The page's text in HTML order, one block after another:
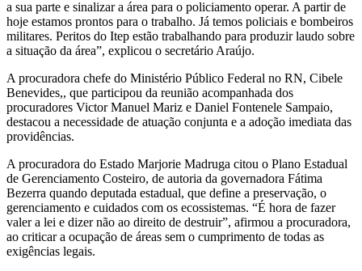
a sua parte e sinalizar a área para o policiamento operar. A partir de
hoje estamos prontos para o trabalho. Já temos policiais e bombeiros
militares. Peritos do Itep estão trabalhando para produzir laudo sobre
a situação da área”, explicou o secretário Araújo.
A procuradora chefe do Ministério Público Federal no RN, Cibele
Benevides,, que participou da reunião acompanhada dos
procuradores Victor Manuel Mariz e Daniel Fontenele Sampaio,
destacou a necessidade de atuação conjunta e a adoção imediata das
providências.
A procuradora do Estado Marjorie Madruga citou o Plano Estadual
de Gerenciamento Costeiro, de autoria da governadora Fátima
Bezerra quando deputada estadual, que define a preservação, o
gerenciamento e cuidados com os ecossistemas. “É hora de fazer
valer a lei e dizer não ao direito de destruir”, afirmou a procuradora,
ao criticar a ocupação de áreas sem o cumprimento de todas as
exigências legais.